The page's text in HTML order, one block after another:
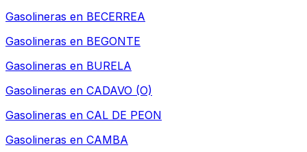
Gasolineras en BECERREA
Gasolineras en BEGONTE
Gasolineras en BURELA
Gasolineras en CADAVO (O)
Gasolineras en CAL DE PEON
Gasolineras en CAMBA